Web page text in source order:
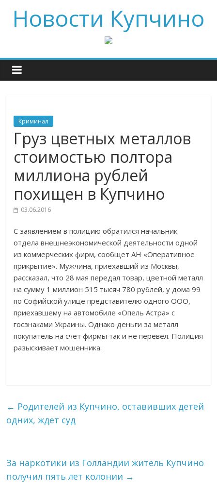
Новости Купчино
Криминал
Груз цветных металлов
стоимостью полтора
миллиона рублей
похищен в Купчино
03.06.2016
С заявлением в полицию обратился начальник
отдела внешнеэкономической деятельности одной
из коммерческих фирм, сообщет АН «Оперативное
прикрытие». Мужчина, приехавший из Москвы,
рассказал, что 28 мая передал товар, цветной металл
на сумму 1 миллион 515 тысяч 780 рублей, у дома 99
по Софийской улице представителю одного ООО,
приехавшему на автомобиле «Опель Астра» с
госзнаками Украины. Однако деньги за металл
покупатель на счет фирмы так и не перевел. Полиция
разыскивает мошенника.
← Родителей из Купчино, оставивших детей
одних, ждет суд
За наркотики из Голландии житель Купчино
получил пять лет колонии →